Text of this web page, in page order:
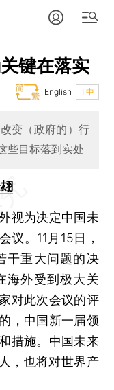
键在落实
T中
English
变（政府的）行
些目标落到实处
视为决定中国未
议。11月15日，
干重大问题的决
海外受到极大关
对此次会议的评
，中国新一届领
措施。中国未来
，也将对世界产